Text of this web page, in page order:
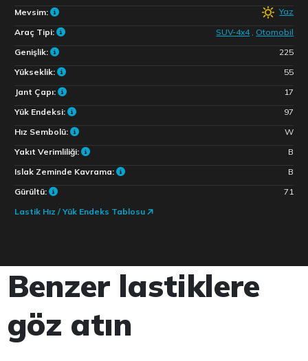
Mevsim:
Yaz
Araç Tipi:
SUV-4x4 , Otomobil
Genişlik:
225
Yükseklik:
55
Jant Çapı:
17
Yük Endeksi:
97
Hız Sembolü:
W
Yakıt Verimliliği:
B
Islak Zeminde Kavrama:
B
Gürültü:
71
Lastik Hız / Yük Endeks Tablosu
Benzer lastiklere
göz atın